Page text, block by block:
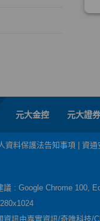
元大金控 元大證券
資料保護法告知事項 資通
議 : Google Chrome 100,
資訊由嘉實資訊/奇唯科技/